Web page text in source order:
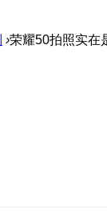
›荣耀50拍照实在